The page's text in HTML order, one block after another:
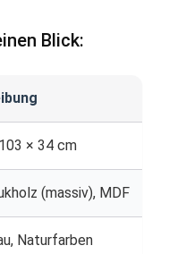
Blick:
× 34 cm
(massiv), MDF
Naturfarben